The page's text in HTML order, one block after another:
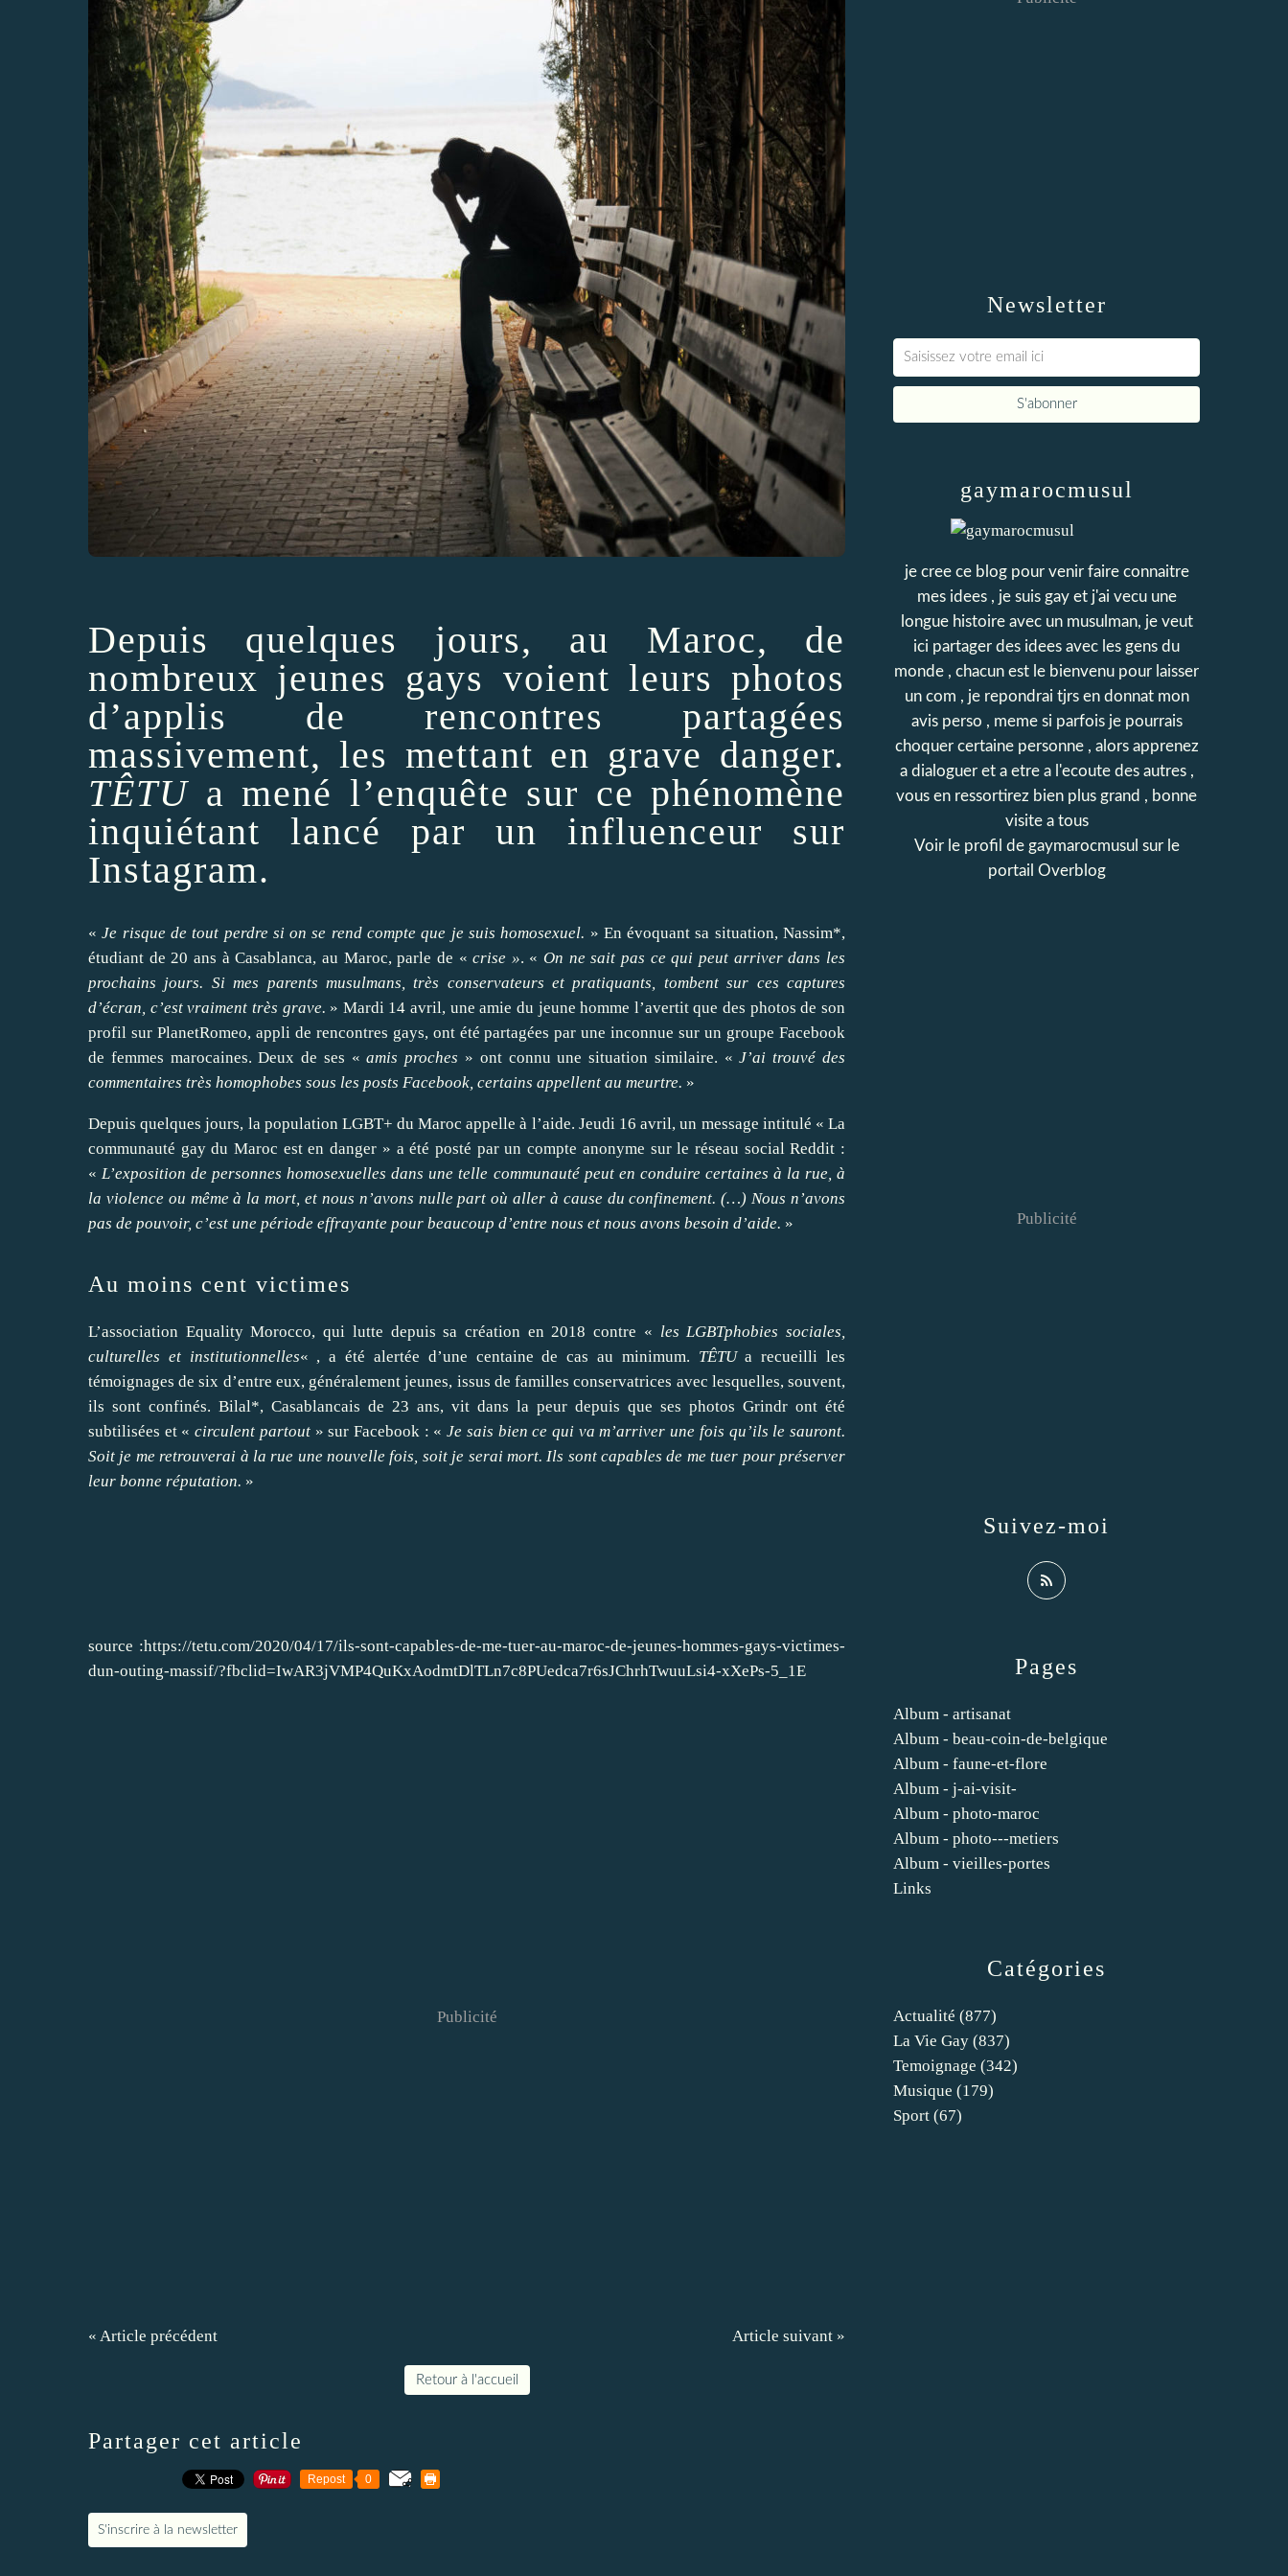
Depuis quelques jours, au Maroc, de
nombreux jeunes gays voient leurs photos
d’applis de rencontres partagées
massivement, les mettant en grave danger.
TÊTU a mené l’enquête sur ce phénomène
inquiétant lancé par un influenceur sur
Instagram.
«Je risque de tout perdre si on se rend compte que je suis homosexuel. » En évoquant sa situation, Nassim*,
étudiant de 20 ans à Casablanca, au Maroc, parle de «crise ». «On ne sait pas ce qui peut arriver dans les
prochains jours. Si mes parents musulmans, très conservateurs et pratiquants, tombent sur ces captures
d’écran, c’est vraiment très grave. » Mardi 14 avril, une amie du jeune homme l’avertit que des photos de son
profil sur PlanetRomeo, appli de rencontres gays, ont été partagées par une inconnue sur un groupe Facebook
de femmes marocaines. Deux de ses «amis proches » ont connu une situation similaire. «J’ai trouvé des
commentaires très homophobes sous les posts Facebook, certains appellent au meurtre. »
Depuis quelques jours, la population LGBT+ du Maroc appelle à l’aide. Jeudi 16 avril, un message intitulé « La
communauté gay du Maroc est en danger » a été posté par un compte anonyme sur le réseau social Reddit :
«L’exposition de personnes homosexuelles dans une telle communauté peut en conduire certaines à la rue, à
la violence ou même à la mort, et nous n’avons nulle part où aller à cause du confinement. (…) Nous n’avons
pas de pouvoir, c’est une période effrayante pour beaucoup d’entre nous et nous avons besoin d’aide. »
Au moins cent victimes
L’association Equality Morocco, qui lutte depuis sa création en 2018 contre « les LGBTphobies sociales,
culturelles et institutionnelles« , a été alertée d’une centaine de cas au minimum. TÊTUa recueilli les
témoignages de six d’entre eux, généralement jeunes, issus de familles conservatrices avec lesquelles, souvent,
ils sont confinés. Bilal*, Casablancais de 23 ans, vit dans la peur depuis que ses photos Grindr ont été
subtilisées et «circulent partout» sur Facebook : «Je sais bien ce qui va m’arriver une fois qu’ils le sauront.
Soit je me retrouverai à la rue une nouvelle fois, soit je serai mort. Ils sont capables de me tuer pour préserver
leur bonne réputation. »
source :https://tetu.com/2020/04/17/ils-sont-capables-de-me-tuer-au-maroc-de-jeunes-hommes-gays-victimes-
dun-outing-massif/?fbclid=IwAR3jVMP4QuKxAodmtDlTLn7c8PUedca7r6sJChrhTwuuLsi4-xXePs-5_1E
Publicité
« Article précédent Article suivant »
Retour à l'accueil
Partager cet article
Repost 0
S'inscrire à la newsletter
Newsletter
Catégories
Actualité (877)
La Vie Gay (837)
Temoignage (342)
Musique (179)
Sport (67)
Pages
Album - artisanat
Album - beau-coin-de-belgique
Album - faune-et-flore
Album - j-ai-visit-
Album - photo-maroc
Album - photo---metiers
Album - vieilles-portes
Links
gaymarocmusul
je cree ce blog pour venir faire connaitre
mes idees , je suis gay et j'ai vecu une
longue histoire avec un musulman, je veut
ici partager des idees avec les gens du
monde , chacun est le bienvenu pour laisser
un com , je repondrai tjrs en donnat mon
avis perso , meme si parfois je pourrais
choquer certaine personne , alors apprenez
a dialoguer et a etre a l'ecoute des autres ,
vous en ressortirez bien plus grand , bonne
visite a tous
Voir le profil de gaymarocmusul sur le
portail Overblog
Suivez-moi
Publicité